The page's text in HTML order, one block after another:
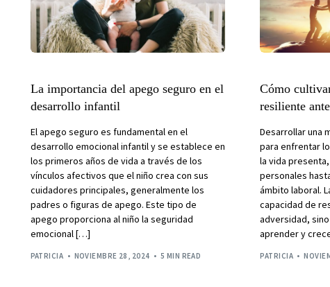
La importancia del apego seguro en el
desarrollo infantil
El apego seguro es fundamental en el
desarrollo emocional infantil y se establece en
los primeros años de vida a través de los
vínculos afectivos que el niño crea con sus
cuidadores principales, generalmente los
padres o figuras de apego. Este tipo de
apego proporciona al niño la seguridad
emocional […]
PATRICIA NOVIEMBRE 28, 2024 5 MIN READ
Cómo
resiliente
Desarrollar una
para enfrentar
la vida
personales
ámbito laboral.
capacidad de
adversidad,
aprender y
PATRICIA